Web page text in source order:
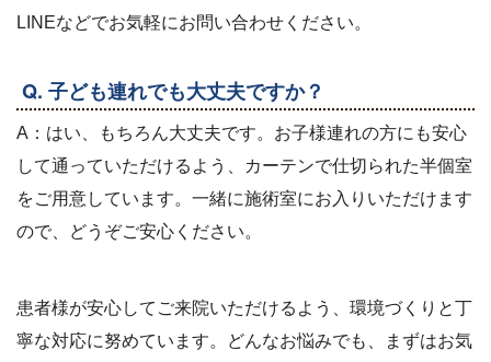
LINEなどでお気軽にお問い合わせください。
Q. 子ども連れでも大丈夫ですか？
A：はい、もちろん大丈夫です。お子様連れの方にも安心
して通っていただけるよう、カーテンで仕切られた半個室
をご用意しています。一緒に施術室にお入りいただけます
ので、どうぞご安心ください。
患者様が安心してご来院いただけるよう、環境づくりと丁
寧な対応に努めています。どんなお悩みでも、まずはお気